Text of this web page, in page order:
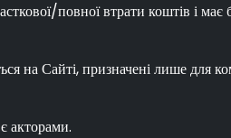
повної втрати коштів і
на Сайті, призначені лише для
акторами.